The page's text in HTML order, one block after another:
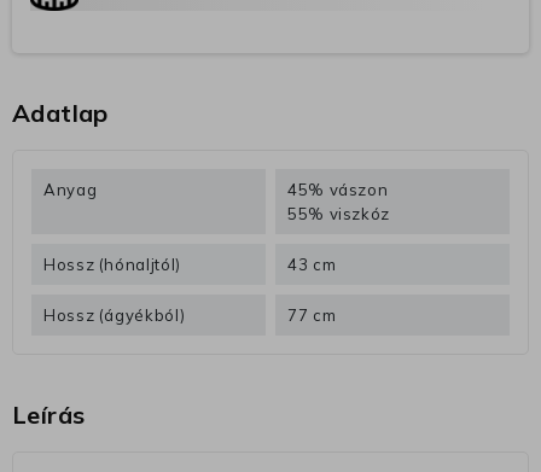
Adatlap
Anyag
45% vászon
55% viszkóz
Hossz (hónaljtól) 43 cm
Hossz (ágyékból) 77 cm
Leírás